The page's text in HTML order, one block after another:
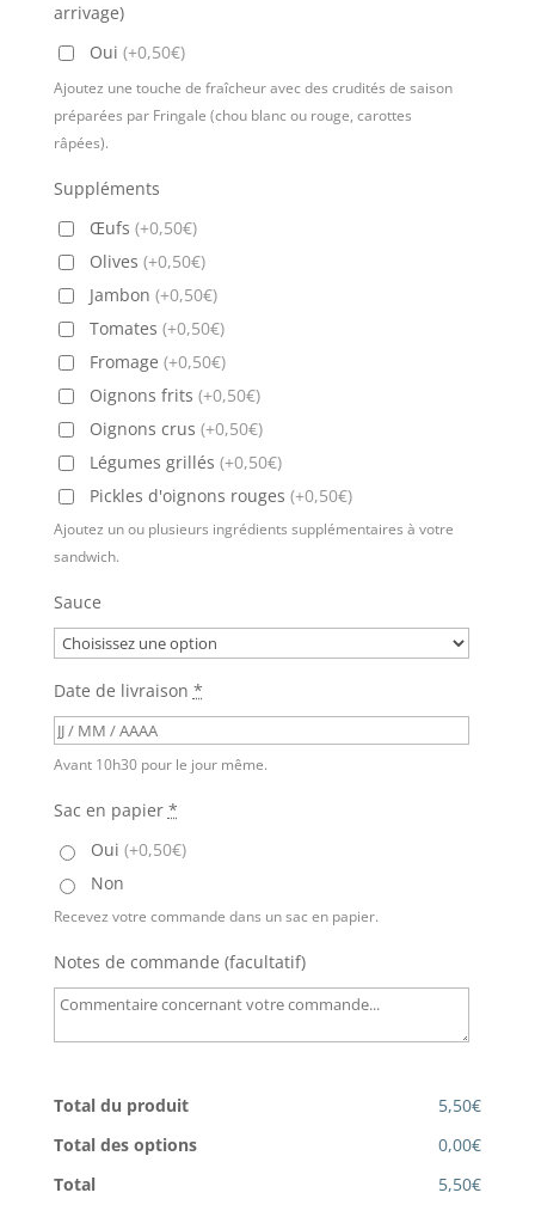
arrivage)
Oui (+0,50€)
Ajoutez une touche de fraîcheur avec des crudités de saison
préparées par Fringale (chou blanc ou rouge, carottes
râpées).
Suppléments
Œufs (+0,50€)
Olives (+0,50€)
Jambon (+0,50€)
Tomates (+0,50€)
Fromage (+0,50€)
Oignons frits (+0,50€)
Oignons crus (+0,50€)
Légumes grillés (+0,50€)
Pickles d'oignons rouges (+0,50€)
Ajoutez un ou plusieurs ingrédients supplémentaires à votre
sandwich.
Sauce
Date de livraison *
Avant 10h30 pour le jour même.
Sac en papier *
Oui (+0,50€)
Non
Recevez votre commande dans un sac en papier.
Notes de commande (facultatif)
Total du produit
5,50€
Total des options
0,00€
Total
5,50€